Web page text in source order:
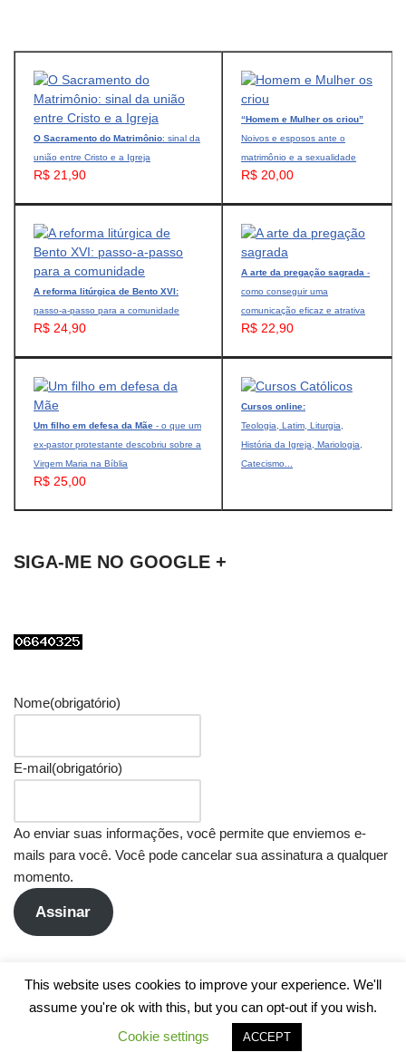
O Sacramento do Matrimônio: sinal da
união entre Cristo e a Igreja
R$ 21,90
“Homem e Mulher os criou”
Noivos e esposos ante o
matrimônio e a sexualidade
R$ 20,00
A reforma litúrgica de Bento XVI:
passo-a-passo para a comunidade
R$ 24,90
A arte da pregação sagrada -
como conseguir uma
comunicação eficaz e atrativa
R$ 22,90
Um filho em defesa da Mãe - o que um
ex-pastor protestante descobriu sobre a
Virgem Maria na Bíblia
R$ 25,00
Cursos online:
Teologia, Latim, Liturgia,
História da Igreja, Mariologia,
Catecismo...
SIGA-ME NO GOOGLE +
Nome(obrigatório)
E-mail(obrigatório)
Ao enviar suas informações, você permite que enviemos e-
mails para você. Você pode cancelar sua assinatura a qualquer
momento.
Assinar
This website uses cookies to improve your experience. We'll
assume you're ok with this, but you can opt-out if you wish.
Cookie settings
ACCEPT